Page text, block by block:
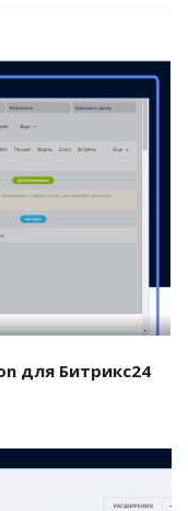
для Битрикс24